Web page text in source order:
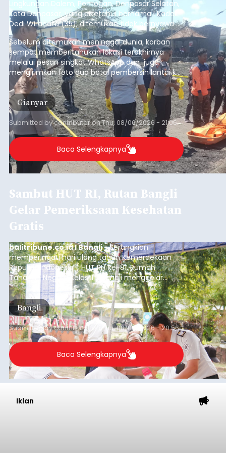
Lingkungan Dalem, Pemogan, Denpasar Selatan,
Kota Denpasar, yang diketahui bernama I Kadek
Dedi Wiranata (35), ditemukan tidak bernyawa di
pesisir Pantai Purnama, Sukawati.
Sebelum ditemukan meninggal dunia, korban
sempat memberitahukan lokasi terakhirnya
melalui pesan singkat WhatsApp dan juga
mengirimkan foto dua botol pembersih lantai ke
istrinya.
Gianyar
Submitted bycontributoronThu, 08/06/2026 - 21:06
Baca Selengkapnya
Sambut HUT RI, Rutan Bangli
Gelar Pemeriksaan Kesehatan
Gratis
balitribune.co.id I Bangli -Serangkian
memperingati hari ulang tahun Kemerdekaan
Republik Indonesia ( HUT RI) ke-81, Rumah
Tahanan Negara Kelas II B Bangli menggelar
kegiatan pemeriksaan kesehatan gratis, Rabu
(6/8/2026).
Bangli
Submitted bycontributor Thu, 08/06/2026 - 20:56
Baca Selengkapnya
Iklan